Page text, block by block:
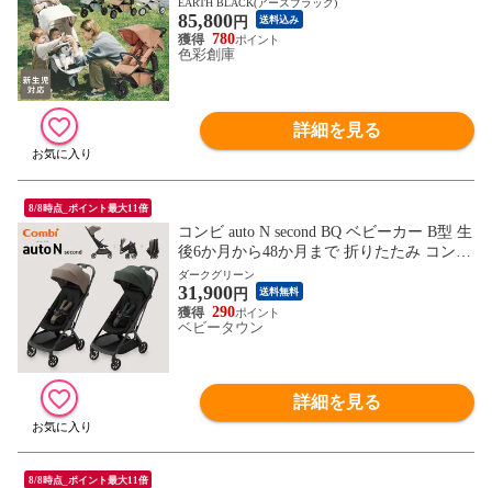
出産祝い プレゼント ギフト AIRBUGGY C
OCO PREMIER FROM BIRTH
EARTH BLACK(アースブラック)
85,800円 送料込み
780
色彩創庫
詳細を見る
8/8時点_ポイント最大11倍
コンビ auto N second BQ ベビーカー B型 生
後6か月から48か月まで 折りたたみ コンパ
クト 折り畳み簡単 おでかけ 【119916】
【119917】
ダークグリーン
31,900円 送料無料
290
ベビータウン
詳細を見る
8/8時点_ポイント最大11倍